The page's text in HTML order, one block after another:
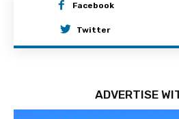
Facebook
Twitter
ADVERTISE